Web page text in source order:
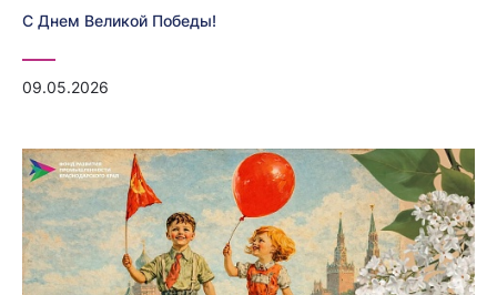
С Днем Великой Победы!
09.05.2026